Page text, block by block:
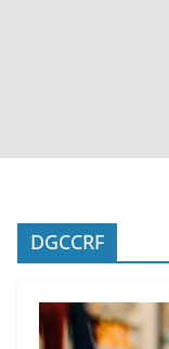
DGCCRF